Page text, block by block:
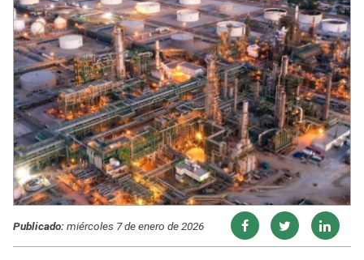
Publicado:miércoles 7 de enero de 2026